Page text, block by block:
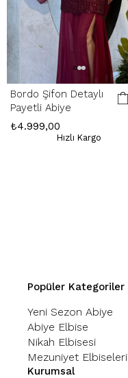
Bordo Şifon Detaylı
Payetli Abiye
₺4.999,00
Hızlı Kargo
Popüler Kategoriler
Yeni Sezon Abiye
Abiye Elbise
Nikah Elbisesi
Mezuniyet Elbiseleri
Kurumsal